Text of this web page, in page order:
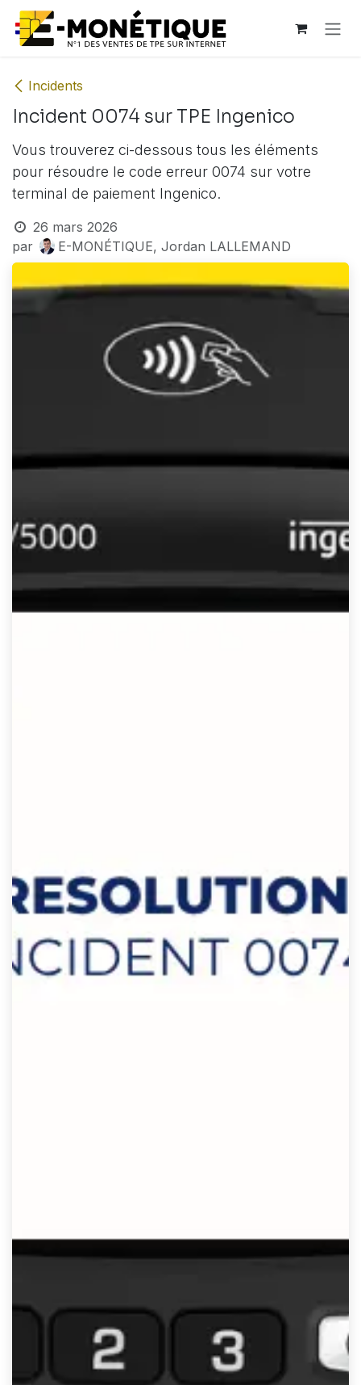
Se rendre au contenu
Incidents
Incident 0074 sur TPE Ingenico
Vous trouverez ci-dessous tous les éléments
pour résoudre le code erreur 0074 sur votre
terminal de paiement Ingenico.
26 mars 2026
par
E-MONÉTIQUE, Jordan LALLEMAND